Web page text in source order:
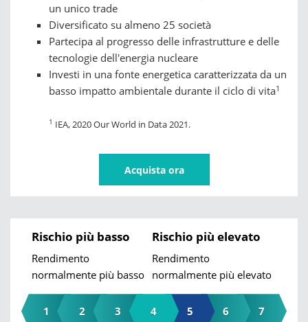
un unico trade
Diversificato su almeno 25 società
Partecipa al progresso delle infrastrutture e delle
tecnologie dell'energia nucleare
Investi in una fonte energetica caratterizzata da un
basso impatto ambientale durante il ciclo di vita1
1 IEA, 2020 Our World in Data 2021.
Acquista ora
Rischio più basso
Rendimento
normalmente più basso
Rischio più elevato
Rendimento
normalmente più elevato
1 2 3 4 5 6 7